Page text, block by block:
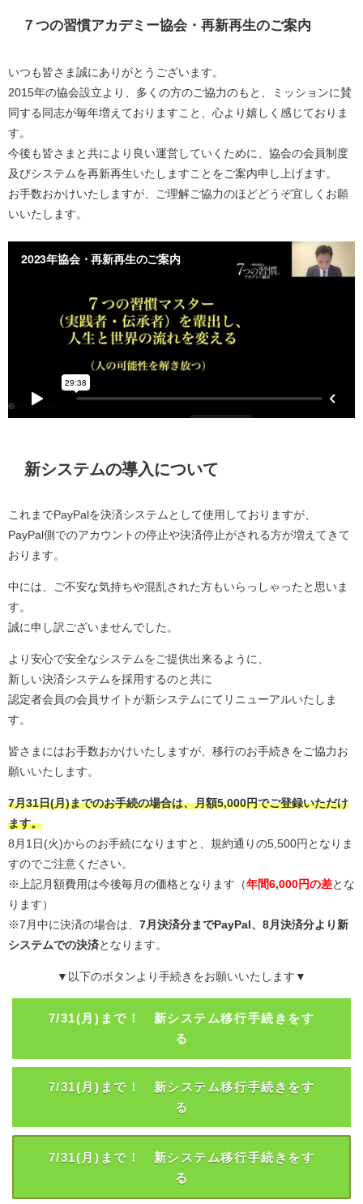
７つの習慣アカデミー協会・再新再生のご案内
いつも皆さま誠にありがとうございます。
2015年の協会設立より、多くの方のご協力のもと、ミッションに賛
同する同志が毎年増えておりますこと、心より嬉しく感じておりま
す。
今後も皆さまと共により良い運営していくために、協会の会員制度
及びシステムを再新再生いたしますことをご案内申し上げます。
お手数おかけいたしますが、ご理解ご協力のほどどうぞ宜しくお願
いいたします。
新システムの導入について
これまでPayPalを決済システムとして使用しておりますが、
PayPal側でのアカウントの停止や決済停止がされる方が増えてきて
おります。
中には、ご不安な気持ちや混乱された方もいらっしゃったと思いま
す。
誠に申し訳ございませんでした。
より安心で安全なシステムをご提供出来るように、
新しい決済システムを採用するのと共に
認定者会員の会員サイトが新システムにてリニューアルいたしま
す。
皆さまにはお手数おかけいたしますが、移行のお手続きをご協力お
願いいたします。
7月31日(月)までのお手続の場合は、月額5,000円でご登録いただけ
ます。
8月1日(火)からのお手続になりますと、規約通りの5,500円となりま
すのでご注意ください。
※上記月額費用は今後毎月の価格となります（年間6,000円の差とな
ります）
※7月中に決済の場合は、 7月決済分までPayPal、8月決済分より新
システムでの決済となります。
▼以下のボタンより手続きをお願いいたします▼
7/31(月)まで！ 新システム移行手続きをす
る
7/31(月)まで！ 新システム移行手続きをす
る
7/31(月)まで！ 新システム移行手続きをす
る